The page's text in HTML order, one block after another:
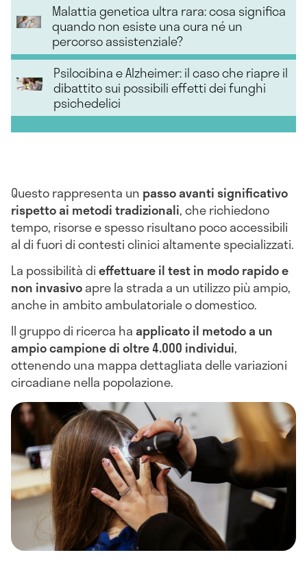
Malattia genetica ultra rara: cosa significa
quando non esiste una cura né un
percorso assistenziale?
Psilocibina e Alzheimer: il caso che riapre il
dibattito sui possibili effetti dei funghi
psichedelici
Questo rappresenta un passo avanti significativo
rispetto ai metodi tradizionali, che richiedono
tempo, risorse e spesso risultano poco accessibili
al di fuori di contesti clinici altamente specializzati.
La possibilità dieffettuare il test in modo rapido e
non invasivoapre la strada a un utilizzo più ampio,
anche in ambito ambulatoriale o domestico.
Il gruppo di ricerca haapplicato il metodo a un
ampio campione di oltre 4.000 individui,
ottenendo una mappa dettagliata delle variazioni
circadiane nella popolazione.